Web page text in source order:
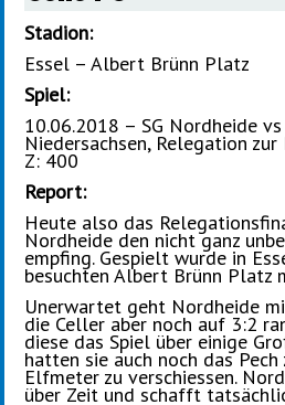
Stadion:
Essel – Albert Brünn Platz
Spiel:
10.06.2018 – SG Nordheide vs
Niedersachsen, Relegation
Z: 400
Report:
Heute also das
Nordheide den nicht ganz
empfing. Gespielt wurde in
besuchten Albert Brünn Platz
Unerwartet geht Nordheide
die Celler aber noch auf 3:2
diese das Spiel über einige
hatten sie auch noch das Pech
Elfmeter zu verschiessen.
über Zeit und schafft